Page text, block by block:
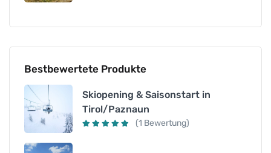
Bestbewertete Produkte
Skiopening & Saisonstart in
Tirol/Paznaun
(1 Bewertung)